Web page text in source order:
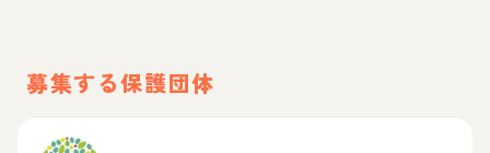
募集する保護団体